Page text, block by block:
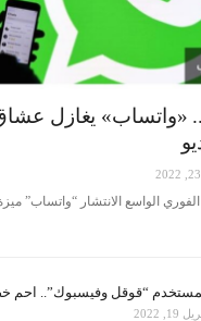
«واتساب» يغازل
الواسع الانتشار “واتساب”
“قوقل وفيسبوك”.. احم
19, 2022